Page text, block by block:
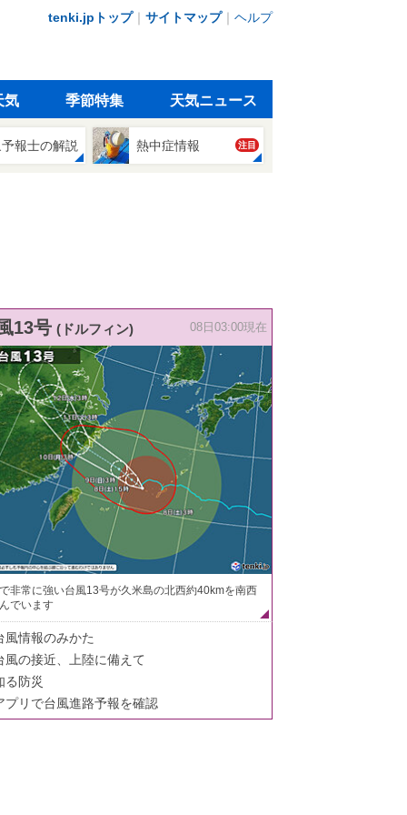
tenki.jpトップ｜ サイトマップ｜ ヘルプ
気 季節特集 天気ニュース
報士の解説 熱中症情報 注目
13号 (ドルフィン) 08日03:00現在
非常に強い台風13号が久米島の北西約40kmを南西
でいます
風情報のみかた
風の接近、上陸に備えて
る防災
プリで台風進路予報を確認